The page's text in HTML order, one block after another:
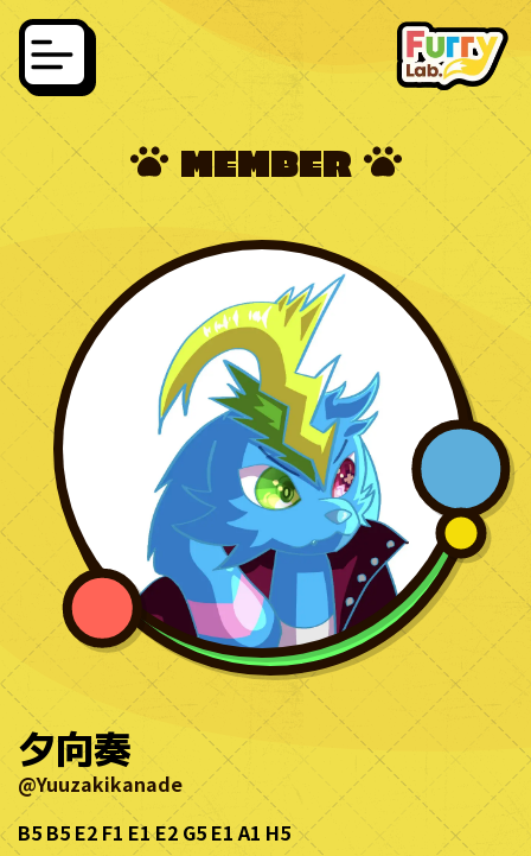
MEMBER
夕向奏
@Yuuzakikanade
B5 B5 E2 F1 E1 E2 G5 E1 A1 H5